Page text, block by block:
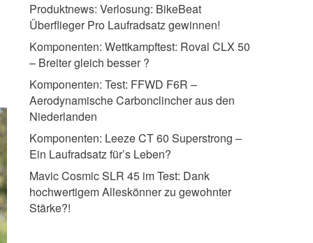
Produktnews: Verlosung: BikeBeat
Überflieger Pro Laufradsatz gewinnen!
Komponenten: Wettkampftest: Roval CLX 50
– Breiter gleich besser ?
Komponenten: Test: FFWD F6R –
Aerodynamische Carbonclincher aus den
Niederlanden
Komponenten: Leeze CT 60 Superstrong –
Ein Laufradsatz für’s Leben?
Mavic Cosmic SLR 45 im Test: Dank
hochwertigem Alleskönner zu gewohnter
Stärke?!